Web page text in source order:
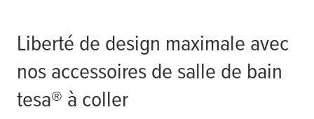
Liberté de design maximale avec
nos accessoires de salle de bain
tesa® à coller